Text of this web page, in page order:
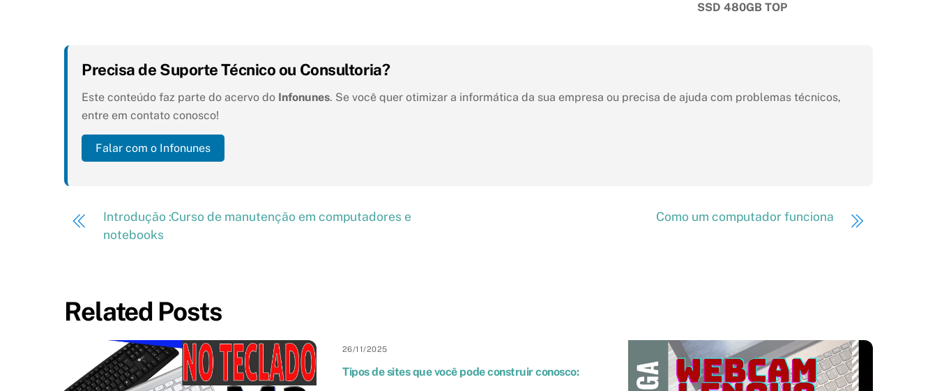
SSD 480GB TOP
Precisa de Suporte Técnico ou Consultoria?
Este conteúdo faz parte do acervo do Infonunes. Se você quer otimizar a informática da sua empresa ou precisa de ajuda com problemas técnicos,
entre em contato conosco!
Falar com o Infonunes
Introdução :Curso de manutenção em computadores e
notebooks
Como um computador funciona
Related Posts
26/11/2025
Tipos de sites que você pode construir conosco: